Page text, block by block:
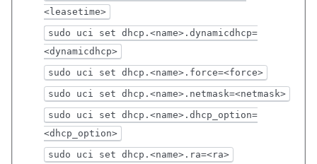
<leasetime>
sudo uci set dhcp.<name>.dynamicdhcp=
<dynamicdhcp>
sudo uci set dhcp.<name>.force=<force>
sudo uci set dhcp.<name>.netmask=<netmask>
sudo uci set dhcp.<name>.dhcp_option=
<dhcp_option>
sudo uci set dhcp.<name>.ra=<ra>